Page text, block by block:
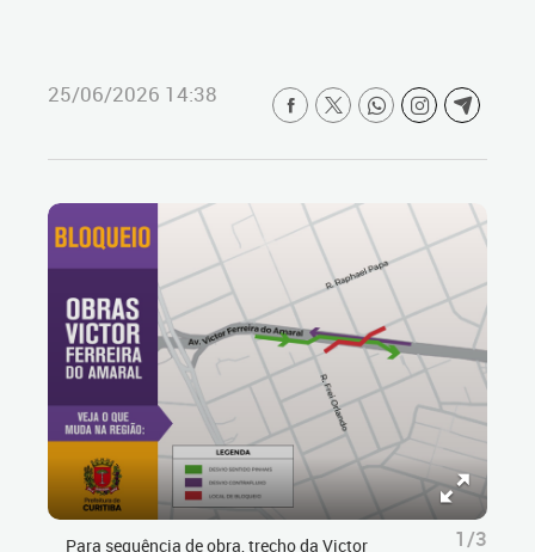
25/06/2026 14:38
Para sequência de obra, trecho da Victor
1/3